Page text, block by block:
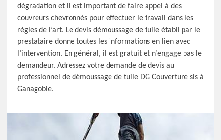
dégradation et il est important de faire appel à des
couvreurs chevronnés pour effectuer le travail dans les
règles de l’art. Le devis démoussage de tuile établi par le
prestataire donne toutes les informations en lien avec
l’intervention. En général, il est gratuit et n’engage pas le
demandeur. Adressez votre demande de devis au
professionnel de démoussage de tuile DG Couverture sis à
Ganagobie.